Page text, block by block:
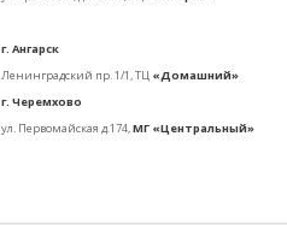
г. Ангарск
Ленинградский пр. 1/1,ТЦ «Домашний»
г. Черемхово
ул. Первомайская д.174,МГ «Центральный»